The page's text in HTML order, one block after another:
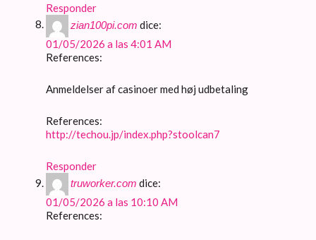
Responder
zian100pi.com dice:
01/05/2026 a las 4:01 AM
References:
Anmeldelser af casinoer med høj udbetaling
References:
http://techou.jp/index.php?stoolcan7
Responder
truworker.com dice:
01/05/2026 a las 10:10 AM
References: